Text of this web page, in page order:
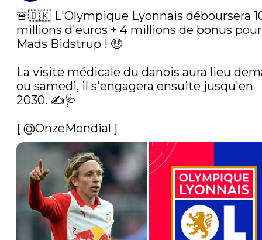
🚨🇩🇰 L'Olympique Lyonnais déboursera
millions d'euros + 4 millions de bonus pour
Mads Bidstrup ! 🤑
La visite médicale du danois aura lieu
ou samedi, il s'engagera ensuite jusqu'en
2030. ✍️🩺
[ @OnzeMondial ]